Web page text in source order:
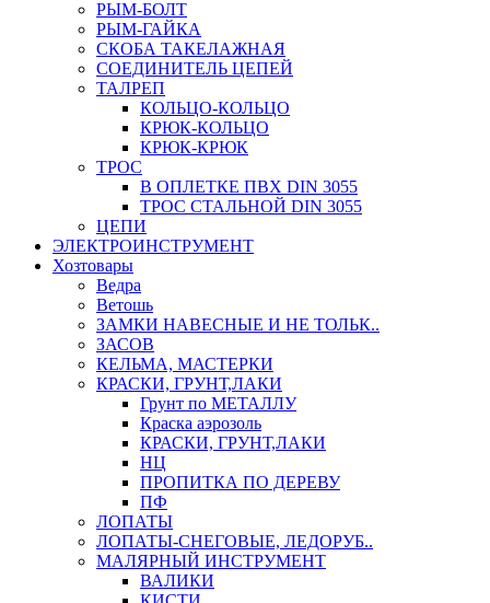
РЫМ-БОЛТ
РЫМ-ГАЙКА
СКОБА ТАКЕЛАЖНАЯ
СОЕДИНИТЕЛЬ ЦЕПЕЙ
ТАЛРЕП
КОЛЬЦО-КОЛЬЦО
КРЮК-КОЛЬЦО
КРЮК-КРЮК
ТРОС
В ОПЛЕТКЕ ПВХ DIN 3055
ТРОС СТАЛЬНОЙ DIN 3055
ЦЕПИ
ЭЛЕКТРОИНСТРУМЕНТ
Хозтовары
Ведра
Ветошь
ЗАМКИ НАВЕСНЫЕ И НЕ ТОЛЬК..
ЗАСОВ
КЕЛЬМА, МАСТЕРКИ
КРАСКИ, ГРУНТ,ЛАКИ
Грунт по МЕТАЛЛУ
Краска аэрозоль
КРАСКИ, ГРУНТ,ЛАКИ
НЦ
ПРОПИТКА ПО ДЕРЕВУ
ПФ
ЛОПАТЫ
ЛОПАТЫ-СНЕГОВЫЕ, ЛЕДОРУБ..
МАЛЯРНЫЙ ИНСТРУМЕНТ
ВАЛИКИ